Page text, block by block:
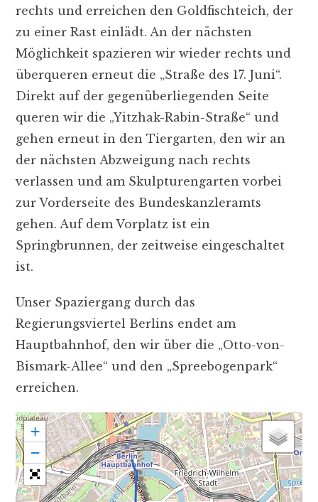
rechts und erreichen den Goldfischteich, der
zu einer Rast einlädt. An der nächsten
Möglichkeit spazieren wir wieder rechts und
überqueren erneut die „Straße des 17. Juni“.
Direkt auf der gegenüberliegenden Seite
queren wir die „Yitzhak-Rabin-Straße“ und
gehen erneut in den Tiergarten, den wir an
der nächsten Abzweigung nach rechts
verlassen und am Skulpturengarten vorbei
zur Vorderseite des Bundeskanzleramts
gehen. Auf dem Vorplatz ist ein
Springbrunnen, der zeitweise eingeschaltet
ist.
Unser Spaziergang durch das
Regierungsviertel Berlins endet am
Hauptbahnhof, den wir über die „Otto-von-
Bismark-Allee“ und den „Spreebogenpark“
erreichen.
+
−